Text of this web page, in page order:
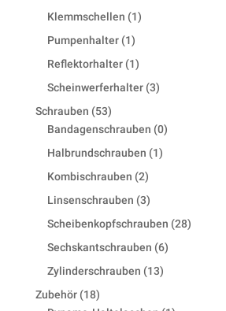
Klemmschellen 11
Pumpenhalter 11
product
Reflektorhalter 11
product
Scheinwerferhalter 33
Schrauben 5353
products
Bandagenschrauben 00
Halbrundschrauben 11
Kombischrauben 22
products
Linsenschrauben 33
products
Scheibenkopfschrauben 2828
Sechskantschrauben 66
Zylinderschrauben 1313
Zubehör 1818